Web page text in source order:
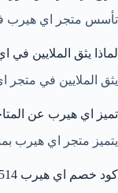
تأسس متجر اي هيرب في الولايات
لماذا يثق الملايين في
يثق الملايين في
تميز اي هيرب عن
يتميز متجر اي هيرب
كود خصم اي هيرب HAD3514 وكيفية استخدامه